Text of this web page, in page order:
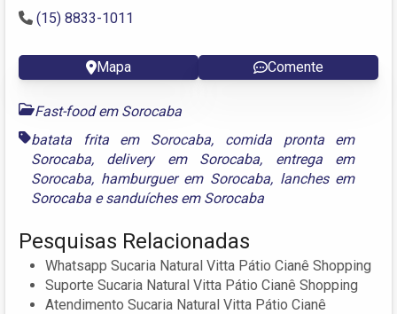
(15) 8833-1011
Mapa Comente
Fast-food em Sorocaba
batata frita em Sorocaba, comida pronta em
Sorocaba, delivery em Sorocaba, entrega em
Sorocaba, hamburguer em Sorocaba, lanches em
Sorocaba esanduíches em Sorocaba
Pesquisas Relacionadas
Whatsapp Sucaria Natural Vitta Pátio Cianê Shopping
Suporte Sucaria Natural Vitta Pátio Cianê Shopping
Atendimento Sucaria Natural Vitta Pátio Cianê